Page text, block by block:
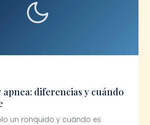
apnea: diferencias y cuándo
un ronquido y cuándo es